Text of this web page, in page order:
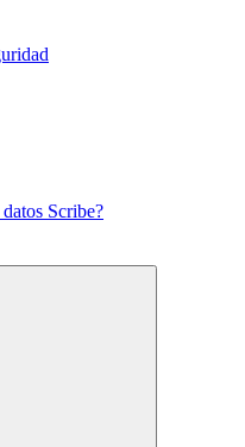
Scribe?